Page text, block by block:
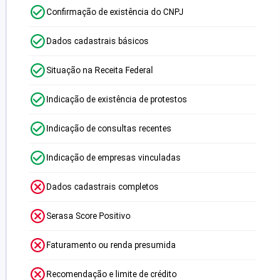
Confirmação de existência do CNPJ
Dados cadastrais básicos
Situação na Receita Federal
Indicação de existência de protestos
Indicação de consultas recentes
Indicação de empresas vinculadas
Dados cadastrais completos
Serasa Score Positivo
Faturamento ou renda presumida
Recomendação e limite de crédito